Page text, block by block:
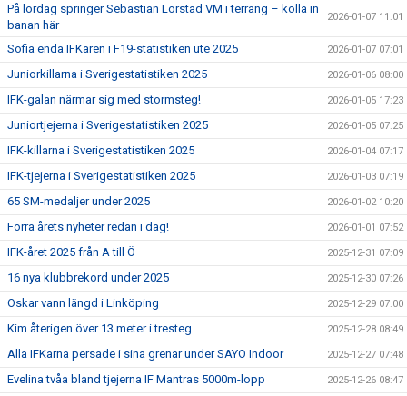
På lördag springer Sebastian Lörstad VM i terräng – kolla in
banan här
2026-01-07 11:01
Sofia enda IFKaren i F19-statistiken ute 2025 2026-01-07 07:01
Juniorkillarna i Sverigestatistiken 2025 2026-01-06 08:00
IFK-galan närmar sig med stormsteg! 2026-01-05 17:23
Juniortjejerna i Sverigestatistiken 2025 2026-01-05 07:25
IFK-killarna i Sverigestatistiken 2025 2026-01-04 07:17
IFK-tjejerna i Sverigestatistiken 2025 2026-01-03 07:19
65 SM-medaljer under 2025 2026-01-02 10:20
Förra årets nyheter redan i dag! 2026-01-01 07:52
IFK-året 2025 från A till Ö 2025-12-31 07:09
16 nya klubbrekord under 2025 2025-12-30 07:26
Oskar vann längd i Linköping 2025-12-29 07:00
Kim återigen över 13 meter i tresteg 2025-12-28 08:49
Alla IFKarna persade i sina grenar under SAYO Indoor 2025-12-27 07:48
Evelina tvåa bland tjejerna IF Mantras 5000m-lopp 2025-12-26 08:47